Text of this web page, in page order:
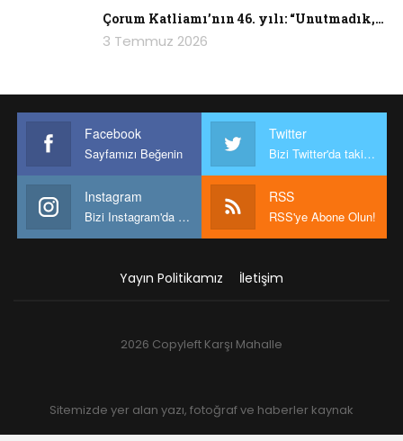
Çorum Katliamı’nın 46. yılı: “Unutmadık,…
3 Temmuz 2026
Facebook
Sayfamızı Beğenin
Twitter
Bizi Twitter'da takip edin
Instagram
Bizi Instagram'da takip edin
RSS
RSS'ye Abone Olun!
Yayın Politikamız İletişim
2026 Copyleft Karşı Mahalle
Sitemizde yer alan yazı, fotoğraf ve haberler kaynak